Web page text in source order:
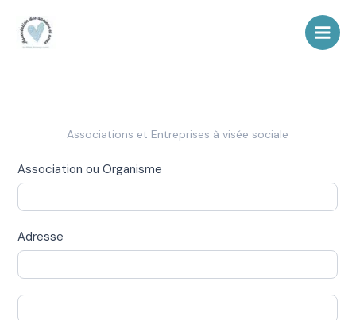
contenu
Associations
Entreprises
Sociales
Associations et Entreprises à visée sociale
Association ou Organisme
Adresse
Adresse
Adresse